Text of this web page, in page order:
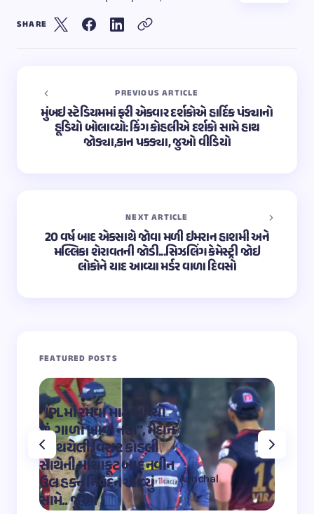
SHARE
PREVIOUS ARTICLE
મુંબઇ સ્ટેડિયમમાં ફરી એકવાર દર્શકોએ હાર્દિક પંડ્યાનો
હૂડિયો બોલાવ્યો: કિંગ કોહલીએ દર્શકો સામે હાથ
જોડ્યા,કાન પકડ્યા, જુઓ વીડિયો
NEXT ARTICLE
20 વર્ષ બાદ એકસાથે જોવા મળી ઇમરાન હાશમી અને
મલ્લિકા શેરાવતની જોડી...સિઝલિંગ કેમેસ્ટ્રી જોઇ
લોકોને યાદ આવ્યા મર્ડર વાળા દિવસો
FEATURED POSTS
“IPLમાં રમવા માટે આવ્યો
છું, ગાળો ખાવા નહીં”, મેદાન
પર થયેલી વિરાટ કોહલી
સાથેની માથાકૂટ બાદ નવીન
ઉલ હકનું નિવેદન આવ્યું
સામે.. જુઓ
Aanchal
on 12:32 pm May 4,
2023